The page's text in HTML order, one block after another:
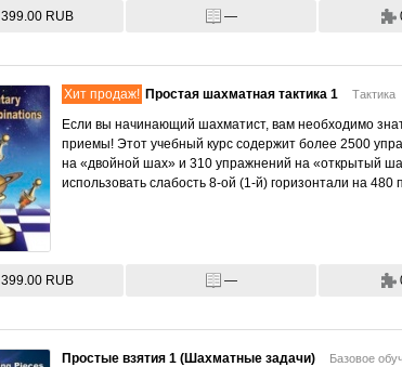
399.00 RUB —
Хит продаж! Простая шахматная тактика 1 Тактика
Если вы начинающий шахматист, вам необходимо
приемы! Этот учебный курс содержит более 2500
на «двойной шах» и 310 упражнений на «открытый
использовать слабость 8-ой (1-й) горизонтали на
399.00 RUB —
Простые взятия 1 (Шахматные задачи) Базовое